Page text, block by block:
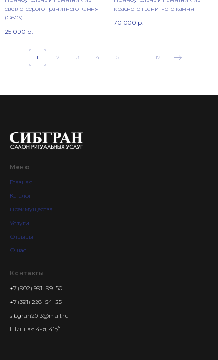
светло-серого гранитного камня
(G603)
25 000 р.
красного гранитного камня
70 000 р.
1 2 3 4 5 ... 17
Меню
Главная
Каталог
Преимущества
Услуги
Отзывы
О нас
Контакты
+7 (902) 991−99−50
+7 (391) 228−54−25
sibgran2013@mail.ru
Шинная 4-я, 41г/1